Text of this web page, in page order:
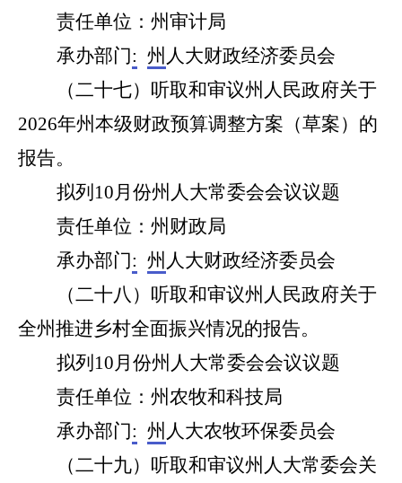
责任单位： 州审计局
承办部门: 州 人大财政经济委员会
（二十七）听取和审议州人民政府关于
2026年州本级财政预算调整方案（草案）的
报告。
拟列10月份州人大常委会会议议题
责任单位：州 财政局
承办部门: 州 人大财政经济委员会
（二十八 ）听取和审议州人民政府关于
全州推进乡村全面振兴情况的报告。
拟列10月份州人大常委会会议议题
责任单位：州农牧和科技局
承办部门: 州 人大农牧环保委员会
（二十九）听取和审议州人大常委会关